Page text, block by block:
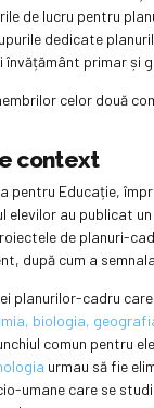
de lucru pentru
dedicate
învățământ primar și
celor două
context
pentru Educație,
elevilor au publicat un
de planuri-
după cum a
planurilor-cadru care
biologia,
comun pentru
urmau să fie
umane care se